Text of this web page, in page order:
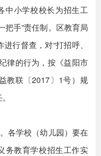
小学校校长为招生工
把手”责任制。区教育局
行督查，对“打招呼、
律的行为，按《益阳市
教联〔2017〕1号）规
各学校（幼儿园）要在
务教育学校招生工作实